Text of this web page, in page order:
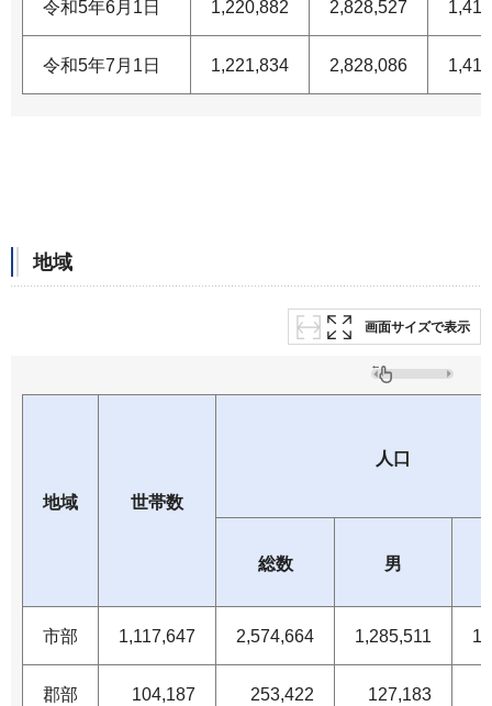
令和5年6月1日 1,220,882 2,828,527
令和5年7月1日 1,221,834 2,828,086
地域
画面サイズで表示
地域 世帯数
人口
総数 男
市部 1,117,647 2,574,664 1,285,511
郡部 104,187 253,422 127,183